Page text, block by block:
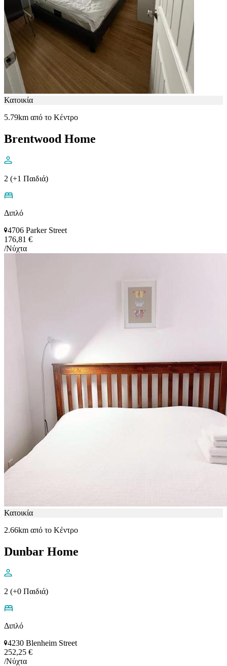
Κατοικία
5.79km από το Κέντρο
Brentwood Home
2 (+1 Παιδιά)
Διπλό
4706 Parker Street
176,81 €
/Νύχτα
Κατοικία
2.66km από το Κέντρο
Dunbar Home
2 (+0 Παιδιά)
Διπλό
4230 Blenheim Street
252,25 €
/Νύχτα